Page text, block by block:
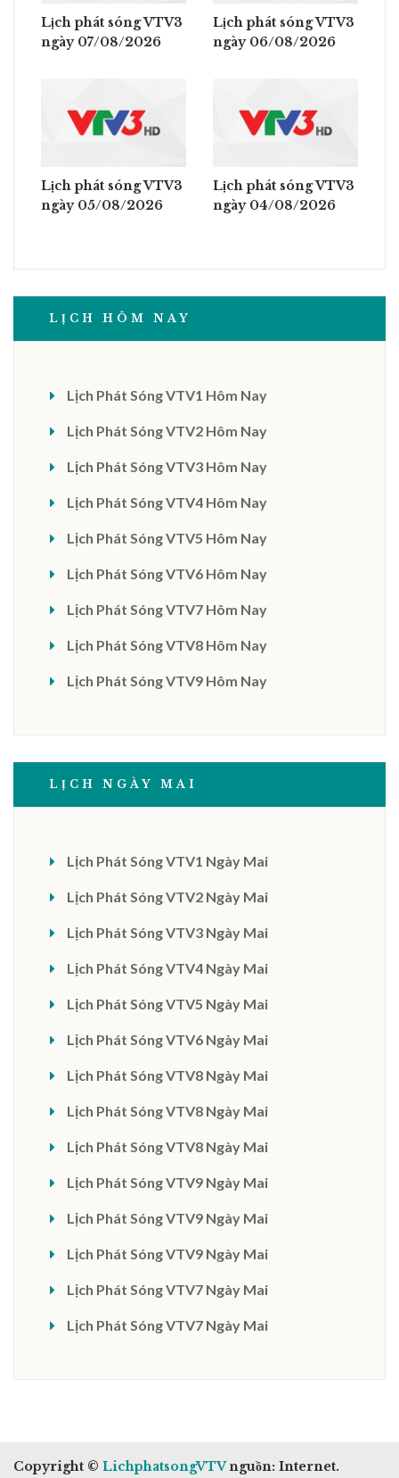
Lịch phát sóng VTV3
ngày 07/08/2026
Lịch phát sóng VTV3
ngày 06/08/2026
Lịch phát sóng VTV3
ngày 05/08/2026
Lịch phát sóng VTV3
ngày 04/08/2026
LỊCH HÔM NAY
Lịch Phát Sóng VTV1 Hôm Nay
Lịch Phát Sóng VTV2 Hôm Nay
Lịch Phát Sóng VTV3 Hôm Nay
Lịch Phát Sóng VTV4 Hôm Nay
Lịch Phát Sóng VTV5 Hôm Nay
Lịch Phát Sóng VTV6 Hôm Nay
Lịch Phát Sóng VTV7 Hôm Nay
Lịch Phát Sóng VTV8 Hôm Nay
Lịch Phát Sóng VTV9 Hôm Nay
LỊCH NGÀY MAI
Lịch Phát Sóng VTV1 Ngày Mai
Lịch Phát Sóng VTV2 Ngày Mai
Lịch Phát Sóng VTV3 Ngày Mai
Lịch Phát Sóng VTV4 Ngày Mai
Lịch Phát Sóng VTV5 Ngày Mai
Lịch Phát Sóng VTV6 Ngày Mai
Lịch Phát Sóng VTV8 Ngày Mai
Lịch Phát Sóng VTV8 Ngày Mai
Lịch Phát Sóng VTV8 Ngày Mai
Lịch Phát Sóng VTV9 Ngày Mai
Lịch Phát Sóng VTV9 Ngày Mai
Lịch Phát Sóng VTV9 Ngày Mai
Lịch Phát Sóng VTV7 Ngày Mai
Lịch Phát Sóng VTV7 Ngày Mai
Copyright © LichphatsongVTVnguồn: Internet.